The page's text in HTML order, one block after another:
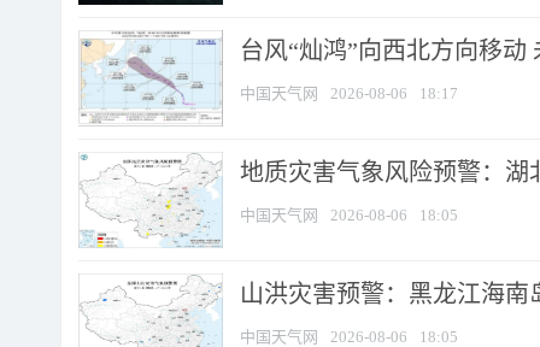
台风“灿鸿”向西北方向移动
中国天气网 2026-08-06 18:17
地质灾害气象风险预警：湖
中国天气网 2026-08-06 18:05
山洪灾害预警：黑龙江海
中国天气网 2026-08-06 18:05